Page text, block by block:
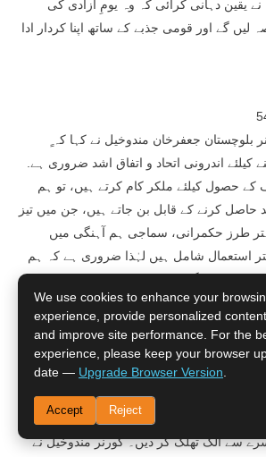
یقین دہانی کرائی کہ وہ یومِ آزادی کی
لیں گے اور قومی جذبے کے ساتھ اپنا کردار ادا
کیلئے اندرونی اتحاد و اتفاق اشد ضروری ہے.
حصول کیلئے ملکر کام کرتے ہیں، تو ہم
حاصل کرنے کے قابل بن جاتے ہیں، جن میں تیز
طرز حکمرانی، سماجی ہم آہنگی میں
استعمال شامل ہیں لہٰذا ضروری ہے کہ ہم
دیواریں گرائیں اور محبت اور افہام و
خیالات کا اظہار انہوں نے گورنر ہاو¿س
گفتگو کرتے ہوئے کیا. اس موقع پر گورنر
نے کہا کہ ہر وہ چیز جو انسانوں میں
سے مکمل اجتناب ضروری ہے. معاشرے میں
سے بچنے کیلئے لازمی ہے کہ ہم لوگوں کو ایک
اقدامات اٹھائیں آپس میں جوڑیں، دیواریں
سے الگ تھلگ کر دیں۔ گورنر مندوخیل نے
We use cookies to enhance your
experience, provide personalized content,
and improve site performance. For the
experience, please keep your browser
date — Upgrade Browser Version
Accept Reject